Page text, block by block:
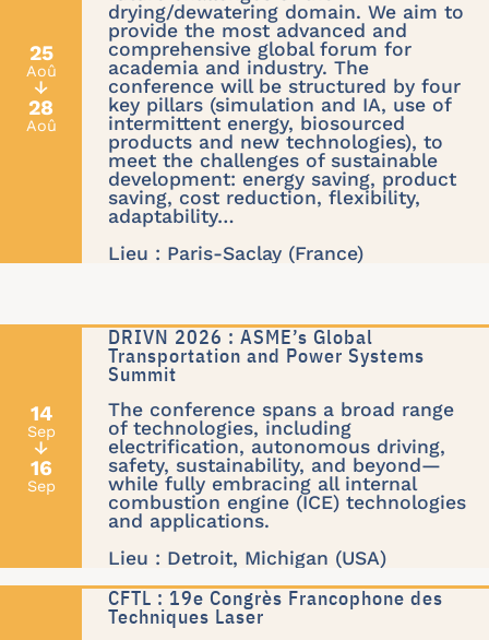
25
Aoû
↓
28
Aoû
drying/dewatering domain. We aim to
provide the most advanced and
comprehensive global forum for
academia and industry. The
conference will be structured by four
key pillars (simulation and IA, use of
intermittent energy, biosourced
products and new technologies), to
meet the challenges of sustainable
development: energy saving, product
saving, cost reduction, flexibility,
adaptability…
Lieu : Paris-Saclay (France)
14
Sep
↓
16
Sep
DRIVN 2026 : ASME’s Global
Transportation and Power Systems
Summit
The conference spans a broad range
of technologies, including
electrification, autonomous driving,
safety, sustainability, and beyond—
while fully embracing all internal
combustion engine (ICE) technologies
and applications.
Lieu : Detroit, Michigan (USA)
CFTL : 19e Congrès Francophone des
Techniques Laser